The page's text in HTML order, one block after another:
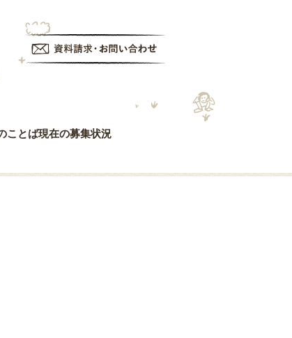
ことば現在の募集状況